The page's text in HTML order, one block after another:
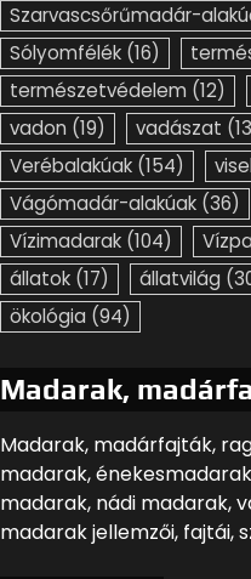
Szarvascsőrűmadár-
Sólyomfélék (16)
természetvédelem (12)
vadon (19) vadászat
Verébalakúak (154)
Vágómadár-alakúak (36)
Vízimadarak (104)
állatok (17) állatvilág
ökológia (94)
Madarak,
Madarak, madárfajták,
madarak,
madarak, nádi madarak,
madarak jellemzői, fajtái,